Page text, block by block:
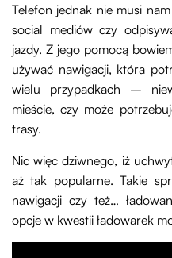
Telefon jednak nie musi
social mediów czy
jazdy. Z jego pomocą
używać nawigacji, która
wielu przypadkach –
mieście, czy może
trasy.
Nic więc dziwnego, iż
aż tak popularne. Takie
nawigacji czy też…
opcje w kwestii ładowarek